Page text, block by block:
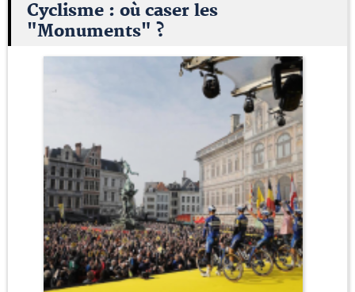
Cyclisme : où caser les
"Monuments" ?